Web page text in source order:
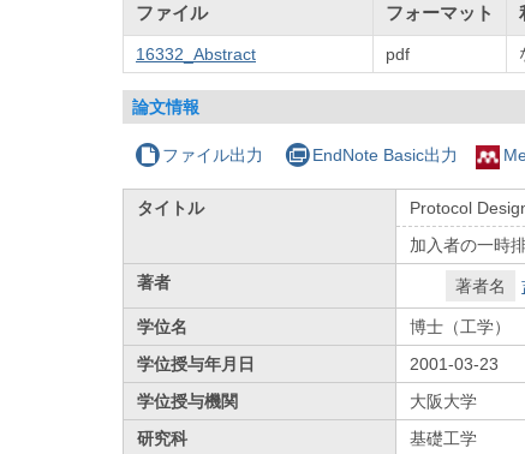
ファイル フォーマット
16332_Abstract pdf
論文情報
ファイル出力 EndNote Basic出力
タイトル
Protocol
加入者の一時
著者
著者名
学位名
博士（工学）
学位授与年月日
2001-03-23
学位授与機関
大阪大学
研究科
基礎工学